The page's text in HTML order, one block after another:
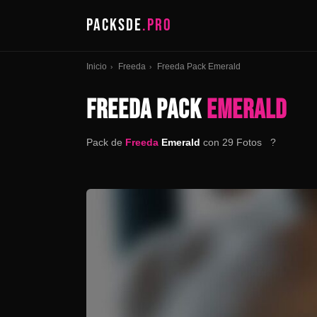
PACKSDE.PRO
Inicio › Freeda › Freeda Pack Emerald
FREEDA PACKEMERALD
Pack de Freeda Emerald con 29 Fotos ?